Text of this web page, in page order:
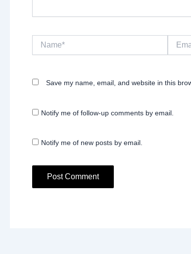
Save my name, email, and website in this
Notify me of follow-up comments by email.
Notify me of new posts by email.